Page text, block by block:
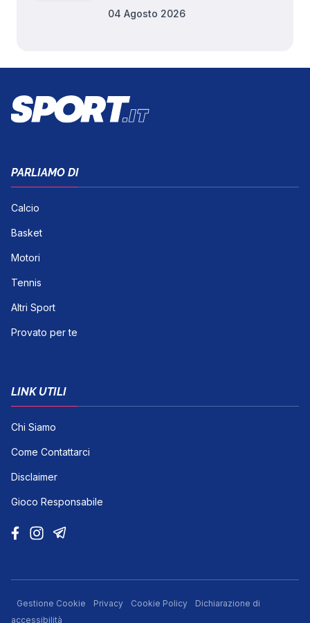
04 Agosto 2026
PARLIAMO DI
Calcio
Basket
Motori
Tennis
Altri Sport
Provato per te
LINK UTILI
Chi Siamo
Come Contattarci
Disclaimer
Gioco Responsabile
Gestione Cookie Privacy Cookie Policy
Dichiarazione di
accessibilità